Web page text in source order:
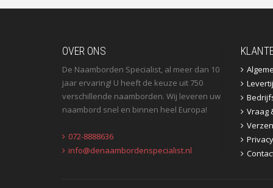
OVER ONS
De Naamborden Specialist, al meer dan 10
jaar ervaring! U heeft de keuze uit 750
verschillende naamborden. Wij leveren uw
naambord snel en binnen heel Europa!
072-8888636
info@denaambordenspecialist.nl
Vraag